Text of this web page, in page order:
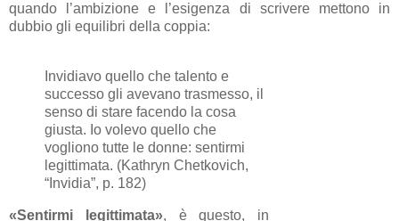
quando l’ambizione e l’esigenza di scrivere mettono in
dubbio gli equilibri della coppia:
Invidiavo quello che talento e
successo gli avevano trasmesso, il
senso di stare facendo la cosa
giusta. Io volevo quello che
vogliono tutte le donne: sentirmi
legittimata. (Kathryn Chetkovich,
“Invidia”, p. 182)
«Sentirmi legittimata», è questo, in